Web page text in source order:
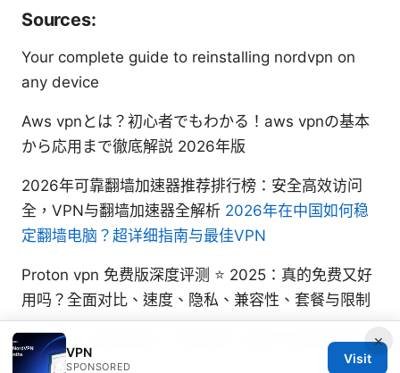
Sources:
Your complete guide to reinstalling nordvpn on
any device
Aws vpnとは？初心者でもわかる！aws vpnの基本
から応用まで徹底解説 2026年版
2026年可靠翻墙加速器推荐排行榜：安全高效访问
全，VPN与翻墙加速器全解析 2026年在中国如何稳
定翻墙电脑？超详细指南与最佳VPN
Proton vpn 免费版深度评测 ⭐ 2025：真的免费又好
用吗？全面对比、速度、隐私、兼容性、套餐与限制
翻墙vpn：最佳实践、工具选择、安全与合规全解析 ×
VPN
SPONSORED
Visit